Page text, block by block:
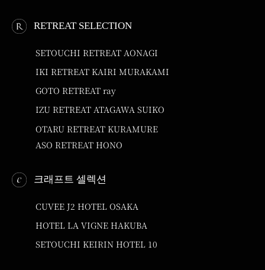
RETREAT SELECTION
SETOUCHI RETREAT AONAGI
IKI RETREAT KAIRI MURAKAMI
GOTO RETREAT ray
IZU RETREAT ATAGAWA SUIKO
OTARU RETREAT KURAMURE
ASO RETREAT HONO
크래프트 셀렉션
CUVEE J2 HOTEL OSAKA
HOTEL LA VIGNE HAKUBA
SETOUCHI KEIRIN HOTEL 10